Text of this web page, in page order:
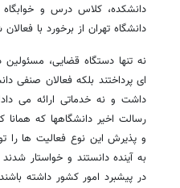
دانشکده، کلاس درس و
دانشگاه تهران از برخورد با
نه تنها دستگاه قضایی،
ای پرداختند بلکه فعالان صنفی
داشت و نه خدماتی ارائه می
رسالت اخیر دانشگاهها که همانا
و پذیرش این نوع فعالیت ها را
به آینده دانستند و خواستار
در پیشبرد امور کشور داشته